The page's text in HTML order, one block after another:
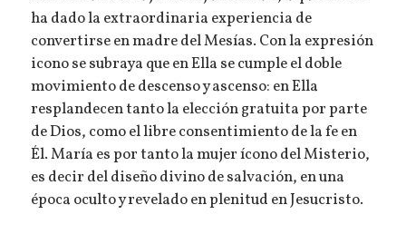
ha dado la extraordinaria experiencia de
convertirse en madre del Mesías. Con la expresión
icono se subraya que en Ella se cumple el doble
movimiento de descenso y ascenso: en Ella
resplandecen tanto la elección gratuita por parte
de Dios, como el libre consentimiento de la fe en
Él. María es por tanto la mujer ícono del Misterio,
es decir del diseño divino de salvación, en una
época oculto y revelado en plenitud en Jesucristo.